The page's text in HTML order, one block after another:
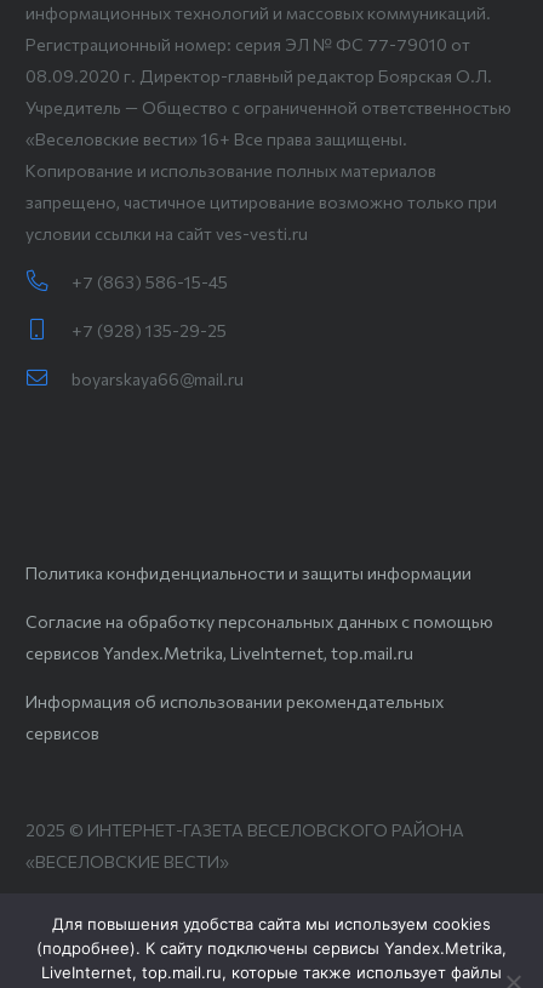
информационных технологий и массовых коммуникаций.
Регистрационный номер: серия ЭЛ № ФС 77-79010 от
08.09.2020 г. Директор-главный редактор Боярская О.Л.
Учредитель — Общество с ограниченной ответственностью
«Веселовские вести» 16+ Все права защищены.
Копирование и использование полных материалов
запрещено, частичное цитирование возможно только при
условии ссылки на сайт ves-vesti.ru
+7 (863) 586-15-45
+7 (928) 135-29-25
boyarskaya66@mail.ru
Политика конфиденциальности и защиты информации
Согласие на обработку персональных данных с помощью
сервисов Yandex.Metrika, LiveInternet, top.mail.ru
Информация об использовании рекомендательных
сервисов
2025 © ИНТЕРНЕТ-ГАЗЕТА ВЕСЕЛОВСКОГО РАЙОНА
«ВЕСЕЛОВСКИЕ ВЕСТИ»
Для повышения удобства сайта мы используем cookies
(подробнее). К сайту подключены сервисы Yandex.Metrika,
LiveInternet, top.mail.ru, которые также использует файлы